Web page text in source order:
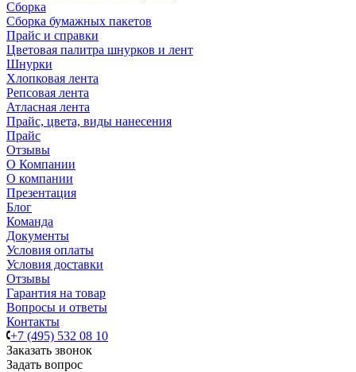
Сборка
Сборка бумажных пакетов
Прайс и справки
Цветовая палитра шнурков и лент
Шнурки
Хлопковая лента
Репсовая лента
Атласная лента
Прайс, цвета, виды нанесения
Прайс
Отзывы
О Компании
О компании
Презентация
Блог
Команда
Документы
Условия оплаты
Условия доставки
Отзывы
Гарантия на товар
Вопросы и ответы
Контакты
+7 (495) 532 08 10
Заказать звонок
Задать вопрос